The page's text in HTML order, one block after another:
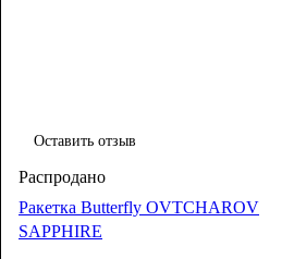
Оставить отзыв
Ракетка Butterfly OVTCHAROV
SAPPHIRE